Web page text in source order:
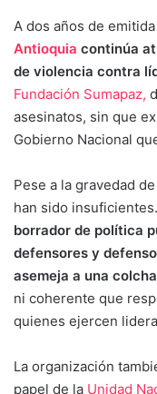
A dos años de
Antioquia continúa
de violencia contra
Fundación Sumapaz,
asesinatos, sin que
Gobierno Nacional
Pese a la gravedad
han sido insuficientes.
borrador de política
defensores y
asemeja a una
ni coherente que
quienes ejercen
La organización
papel de la Unidad